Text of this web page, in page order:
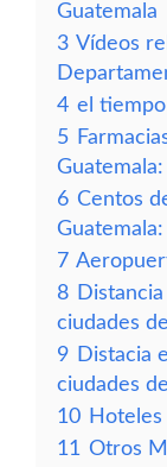
Guatemala
3 Vídeos
4 el tiempo
5
Guatemala:
6 Centos
Guatemala:
7
8
ciudades
9 Distacia
ciudades
10
11 Otros